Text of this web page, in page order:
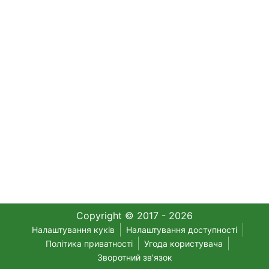
Copyright © 2017 - 2026
Налаштування куків
Налаштування доступності
Політика приватності
Угода користувача
Зворотний зв'язок